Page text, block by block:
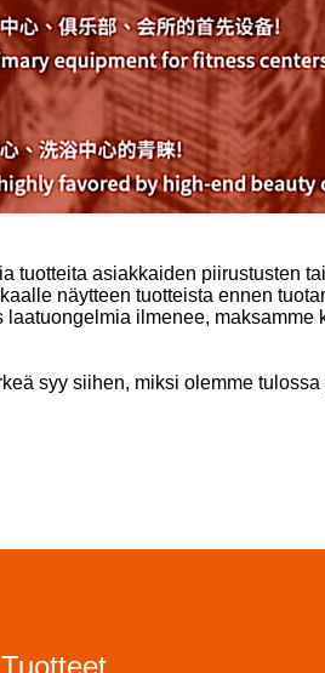
​​tuotteita asiakkaiden piirustusten
näytteen tuotteista ennen
ilmenee,
syy siihen, miksi olemme
Tuotteet